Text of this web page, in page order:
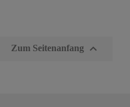
Zum Seitenanfang 